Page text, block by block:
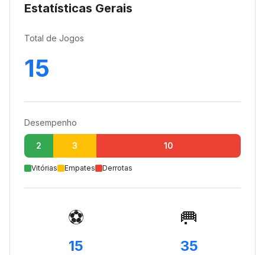
Estatísticas Gerais
Total de Jogos
15
Desempenho
2 3 10
Vitórias Empates Derrotas
⚽
15
🥅
35